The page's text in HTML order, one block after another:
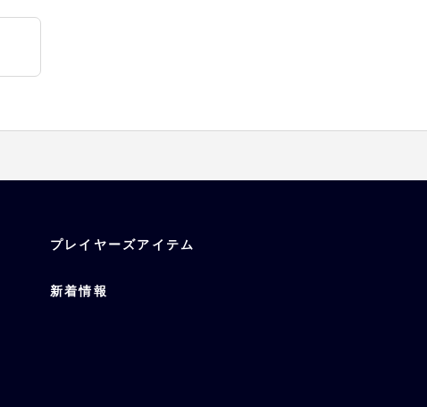
プレイヤーズアイテム
新着情報